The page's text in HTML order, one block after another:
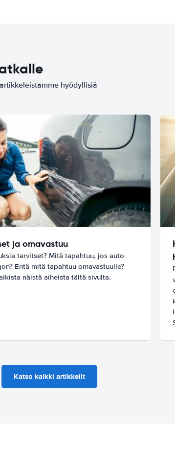
hyödyllisiä
ja omavastuu
tarvitset? Mitä tapahtuu, jos auto
Entä mitä tapahtuu omavastuulle?
näistä aiheista tältä sivulta.
Katso kaikki artikkelit